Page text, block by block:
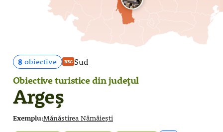
8 obiective REG Sud
Obiective turistice din județul
Argeș
Exemplu:Mănăstirea Nămăiești